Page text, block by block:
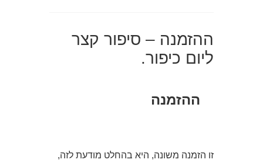
ההזמנה – סיפור קצר
ליום כיפור.
ההזמנה
זו הזמנה משונה, היא בהחלט מודעת לזה,